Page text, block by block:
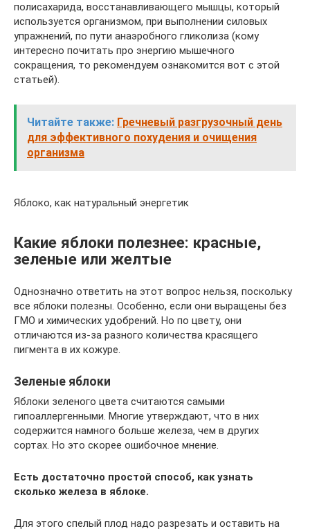
полисахарида, восстанавливающего мышцы, который
используется организмом, при выполнении силовых
упражнений, по пути анаэробного гликолиза (кому
интересно почитать про энергию мышечного
сокращения, то рекомендуем ознакомится вот с этой
статьей).
Читайте также: Гречневый разгрузочный день
для эффективного похудения и очищения
организма
Яблоко, как натуральный энергетик
Какие яблоки полезнее: красные,
зеленые или желтые
Однозначно ответить на этот вопрос нельзя, поскольку
все яблоки полезны. Особенно, если они выращены без
ГМО и химических удобрений. Но по цвету, они
отличаются из-за разного количества красящего
пигмента в их кожуре.
Зеленые яблоки
Яблоки зеленого цвета считаются самыми
гипоаллергенными. Многие утверждают, что в них
содержится намного больше железа, чем в других
сортах. Но это скорее ошибочное мнение.
Есть достаточно простой способ, как узнать
сколько железа в яблоке.
Для этого спелый плод надо разрезать и оставить на